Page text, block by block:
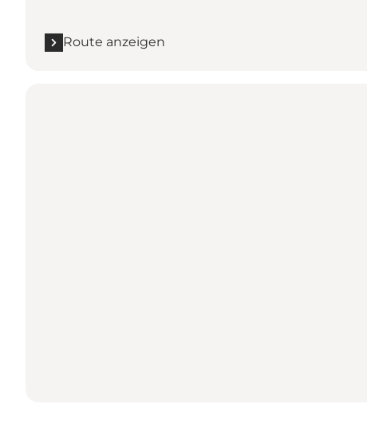
Route anzeigen